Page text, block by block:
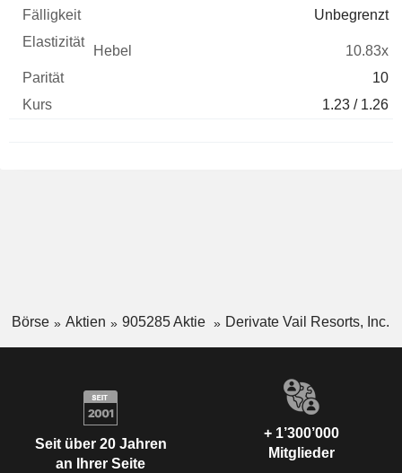
Unbegrenzt
10.83x
10
1.23 / 1.26
Börse Aktien 905285 Aktie Derivate Vail Resorts, Inc.
Seit über 20 Jahren
an Ihrer Seite
+ 1’300’000
Mitglieder